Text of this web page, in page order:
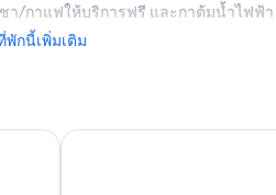
ชา/กาแฟให้บริการฟรี และกาต้มน้ำไฟฟ้า
พักนี้เพิ่มเติม
สำหรับผู้ใหญ่เท่านั้น
เซอร์วาตูร์ไวกีกี